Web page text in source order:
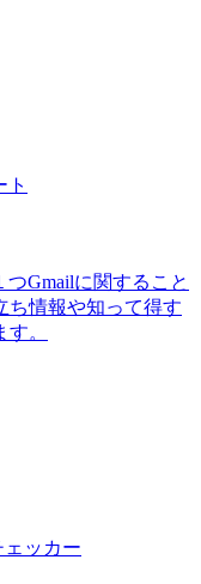
ト
つGmailに関すること
ち情報や知って得す
。
ッカー